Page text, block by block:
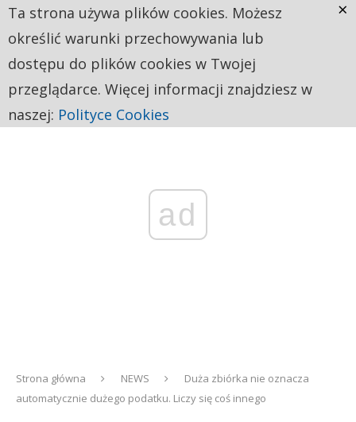
ad
Strona główna NEWS
Duża zbiórka nie oznacza
automatycznie dużego podatku. Liczy się coś innego
Ta strona używa plików cookies. Możesz
określić warunki przechowywania lub
dostępu do plików cookies w Twojej
przeglądarce. Więcej informacji znajdziesz w
naszej: Polityce Cookies
×